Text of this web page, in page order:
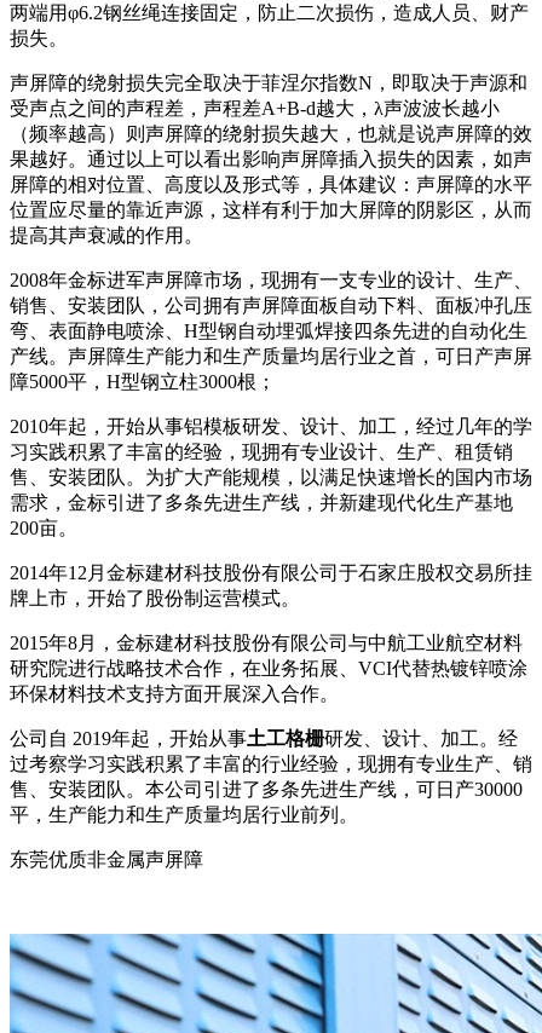
两端用φ6.2钢丝绳连接固定，防止二次损伤，造成人员、财产
损失。
声屏障的绕射损失完全取决于菲涅尔指数N，即取决于声源和
受声点之间的声程差，声程差A+B-d越大，λ声波波长越小
（频率越高）则声屏障的绕射损失越大，也就是说声屏障的效
果越好。通过以上可以看出影响声屏障插入损失的因素，如声
屏障的相对位置、高度以及形式等，具体建议：声屏障的水平
位置应尽量的靠近声源，这样有利于加大屏障的阴影区，从而
提高其声衰减的作用。
2008年金标进军声屏障市场，现拥有一支专业的设计、生产、
销售、安装团队，公司拥有声屏障面板自动下料、面板冲孔压
弯、表面静电喷涂、H型钢自动埋弧焊接四条先进的自动化生
产线。声屏障生产能力和生产质量均居行业之首，可日产声屏
障5000平，H型钢立柱3000根；
2010年起，开始从事铝模板研发、设计、加工，经过几年的学
习实践积累了丰富的经验，现拥有专业设计、生产、租赁销
售、安装团队。为扩大产能规模，以满足快速增长的国内市场
需求，金标引进了多条先进生产线，并新建现代化生产基地
200亩。
2014年12月金标建材科技股份有限公司于石家庄股权交易所挂
牌上市，开始了股份制运营模式。
2015年8月，金标建材科技股份有限公司与中航工业航空材料
研究院进行战略技术合作，在业务拓展、VCI代替热镀锌喷涂
环保材料技术支持方面开展深入合作。
公司自 2019年起，开始从事土工格栅研发、设计、加工。经
过考察学习实践积累了丰富的行业经验，现拥有专业生产、销
售、安装团队。本公司引进了多条先进生产线，可日产30000
平，生产能力和生产质量均居行业前列。
东莞优质非金属声屏障